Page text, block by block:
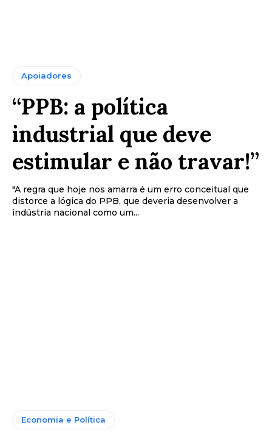
Apoiadores
“PPB: a política
industrial que deve
estimular e não travar!”
"A regra que hoje nos amarra é um erro conceitual que
distorce a lógica do PPB, que deveria desenvolver a
indústria nacional como um...
Economia e Política